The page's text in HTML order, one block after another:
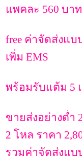
แพคละ 560 บาท
free ค่าจัดส่งแ
เพิ่ม EMS
พร้อมรับแต้ม 5
ขายส่งอย่างต่ำ
2 โหล ราคา
รวมค่าจัดส่งแบ